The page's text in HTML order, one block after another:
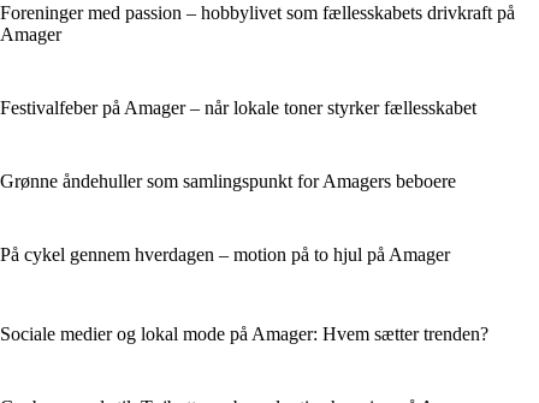
Foreninger med passion – hobbylivet som fællesskabets drivkraft på
Amager
Festivalfeber på Amager – når lokale toner styrker fællesskabet
Grønne åndehuller som samlingspunkt for Amagers beboere
På cykel gennem hverdagen – motion på to hjul på Amager
Sociale medier og lokal mode på Amager: Hvem sætter trenden?